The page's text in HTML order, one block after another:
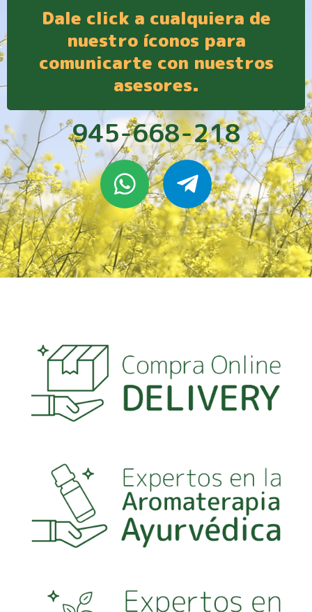
Dale click a cualquiera de
nuestro íconos para
comunicarte con nuestros
asesores.
945-668-218